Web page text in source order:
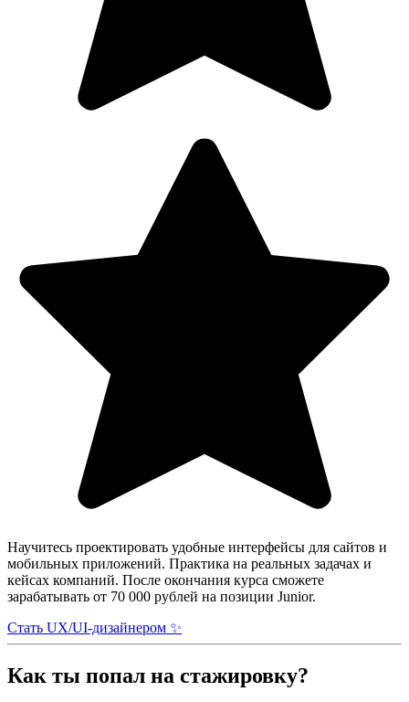
Научитесь проектировать удобные интерфейсы для сайтов и
мобильных приложений. Практика на реальных задачах и
кейсах компаний. После окончания курса сможете
зарабатывать от 70 000 рублей на позиции Junior.
Стать UX/UI-дизайнером ✨
Как ты попал на стажировку?